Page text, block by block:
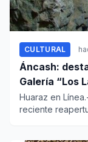
CULTURAL
Áncash:
Galería “Los
Huaraz en
reciente